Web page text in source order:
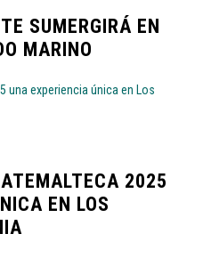
SUMERGIRÁ EN
MARINO
2025
EN LOS